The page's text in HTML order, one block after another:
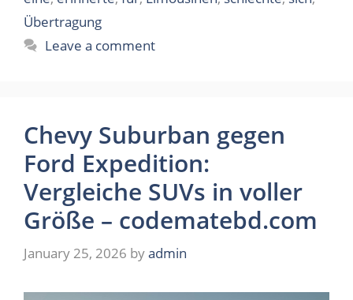
Übertragung
Leave a comment
Chevy Suburban gegen
Ford Expedition:
Vergleiche SUVs in voller
Größe – codematebd.com
January 25, 2026 byadmin